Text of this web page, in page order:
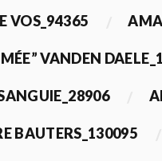
VOS_94365
VANDEN
BAUTERS_130095